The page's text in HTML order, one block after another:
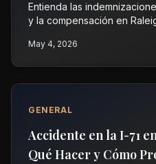
Entienda las
y la compensación en
ahora.
May 4, 2026
GENERAL
Accidente en la I-71
Qué Hacer y Cómo